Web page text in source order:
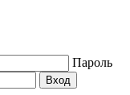
Пароль
Вход